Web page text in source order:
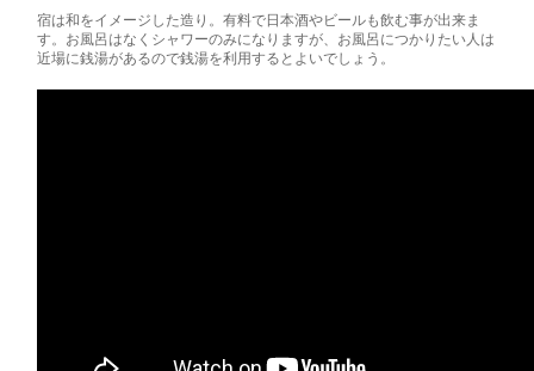
宿は和をイメージした造り。有料で日本酒やビールも飲む事が出来ま
す。お風呂はなくシャワーのみになりますが、お風呂につかりたい人は
近場に銭湯があるので銭湯を利用するとよいでしょう。